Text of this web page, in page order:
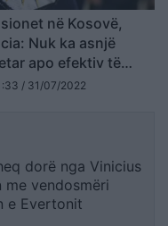
në Kosovë,
Nuk ka asnjë
apo efektiv të
/ 31/07/2022
dorë nga Vinicius
me vendosmëri
e Evertonit